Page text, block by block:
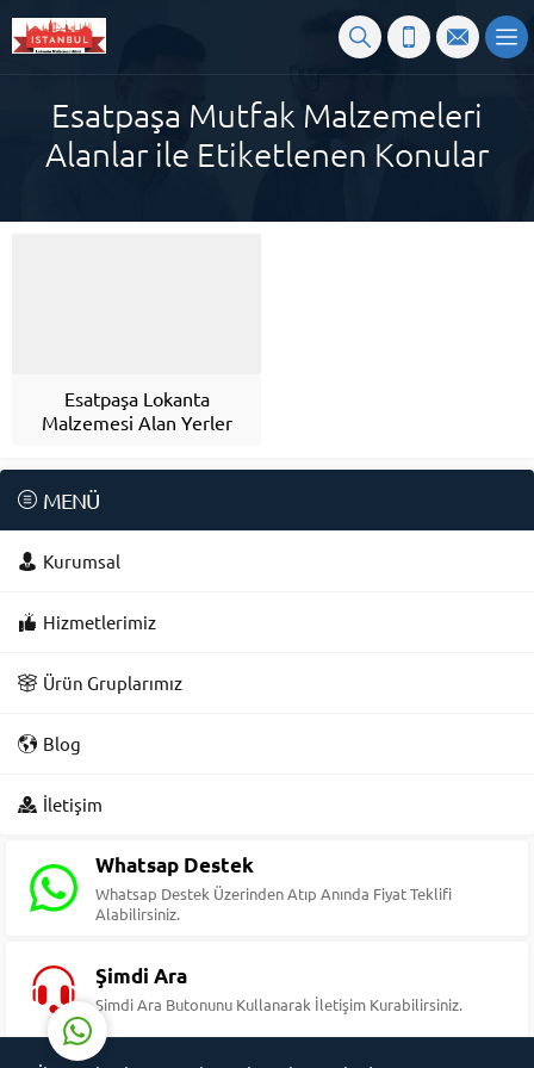
Esatpaşa Mutfak Malzemeleri
Alanlar ile Etiketlenen Konular
Esatpaşa Lokanta
Malzemesi Alan Yerler
MENÜ
Kurumsal
Hizmetlerimiz
Ürün Gruplarımız
Blog
İletişim
Whatsap Destek
Whatsap Destek Üzerinden Atıp Anında Fiyat Teklifi
Alabilirsiniz.
Şimdi Ara
Şimdi Ara Butonunu Kullanarak İletişim Kurabilirsiniz.